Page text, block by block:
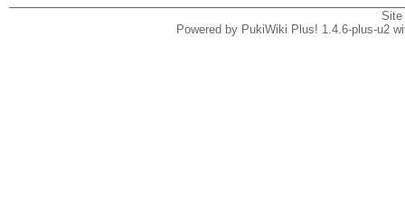
Powered by PukiWiki Plus! 1.4.6-plus-u2